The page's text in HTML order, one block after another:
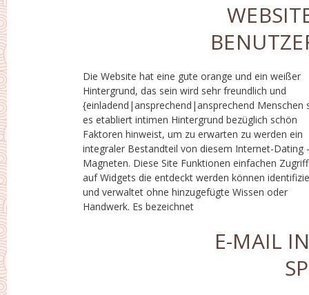
Die Website hat eine gute orange und ein weißer
Hintergrund, das sein wird sehr freundlich und
{einladend|ansprechend|ansprechend Menschen
es etabliert intimen Hintergrund bezüglich schön
Faktoren hinweist, um zu erwarten zu werden ein
integraler Bestandteil von diesem Internet-Dating -
Magneten. Diese Site Funktionen einfachen Zugriff
auf Widgets die entdeckt werden können
und verwaltet ohne hinzugefügte Wissen oder
Handwerk. Es bezeichnet
{solche|diese|diese|Arten|mit ansprechenden
Symbolen und Ankündigungen. Amor en Linea auch
nutzt offensichtlich schaltet um, wo erhebt zu
wünschst und wann du wünschst. Außerdem ziemlich
für die breite Öffentlichkeit jeder Art von Zeit
Zeitpunkt halten this service Mitgliedschaft. Armor en
linea hat auch einem funktionierenden Anwendung die
erhalten rave Bewertungen im Internet und
Spielen Shop. Rüstung en linea ist definitiv jemandem
E-MAIL